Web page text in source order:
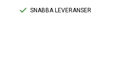
SNABBA LEVERANSER